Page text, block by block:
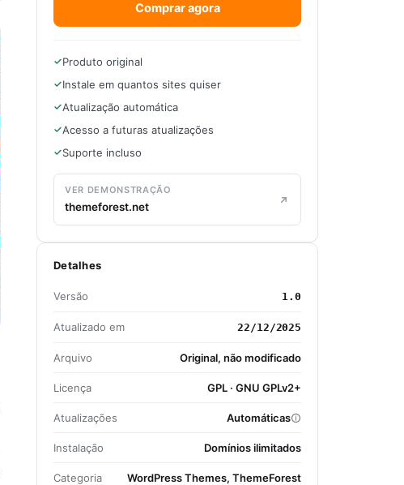
Comprar agora
Produto original
Instale em quantos sites quiser
Atualização automática
Acesso a futuras atualizações
Suporte incluso
VER DEMONSTRAÇÃO
themeforest.net
Detalhes
Versão 1.0
Atualizado em 22/12/2025
Arquivo Original, não modificado
Licença GPL · GNU GPLv2+
Atualizações Automáticas
Instalação Domínios ilimitados
Categoria WordPress Themes, ThemeForest